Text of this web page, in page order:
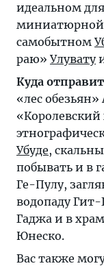
идеальном
миниатюрной
самобытном
раю» Улувату
Куда
«лес
Убуде,
побывать и в
Ге-Пулу,
водопаду
Гаджа и в храм
Юнеско.
Вас также